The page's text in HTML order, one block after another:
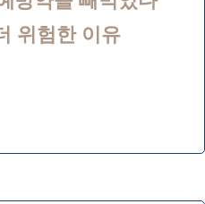
위험한 이유